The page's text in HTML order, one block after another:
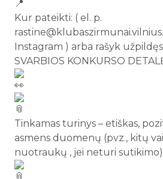
Kur pateikti: ( el. p.
Instagram ) arba rašyk
SVARBIOS KONKURSO
Tinkamas turinys – etiškas,
asmens duomenų (pvz., kitų
nuotraukų , jei neturi